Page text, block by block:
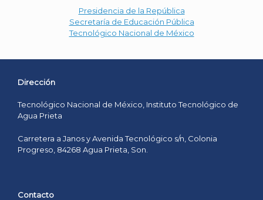
Presidencia de la República
Secretaría de Educación Pública
Tecnológico Nacional de México
Dirección
Tecnológico Nacional de México, Instituto Tecnológico de
Agua Prieta
Carretera a Janos y Avenida Tecnológico s/n, Colonia
Progreso, 84268 Agua Prieta, Son.
Contacto